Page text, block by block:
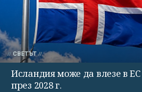
СВЕТЪТ
Исландия може да влезе в
през 2028 г.